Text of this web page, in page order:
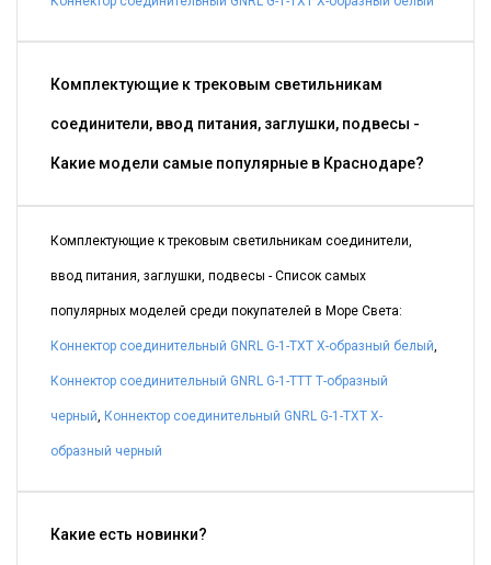
Комплектующие к трековым светильникам
соединители, ввод питания, заглушки, подвесы -
Какие модели самые популярные в Краснодаре?
Комплектующие к трековым светильникам соединители,
ввод питания, заглушки, подвесы - Список самых
популярных моделей среди покупателей в Море Света:
Коннектор соединительный GNRL G-1-TXT Х-образный белый,
Коннектор соединительный GNRL G-1-TTT Т-образный
черный, Коннектор соединительный GNRL G-1-TXT Х-
образный черный
Какие есть новинки?